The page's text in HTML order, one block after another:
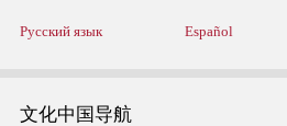
Русский язык Español
文化中国导航